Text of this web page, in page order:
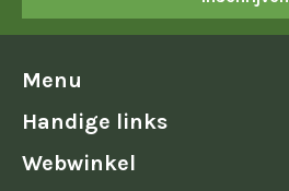
Menu
Handige links
Webwinkel